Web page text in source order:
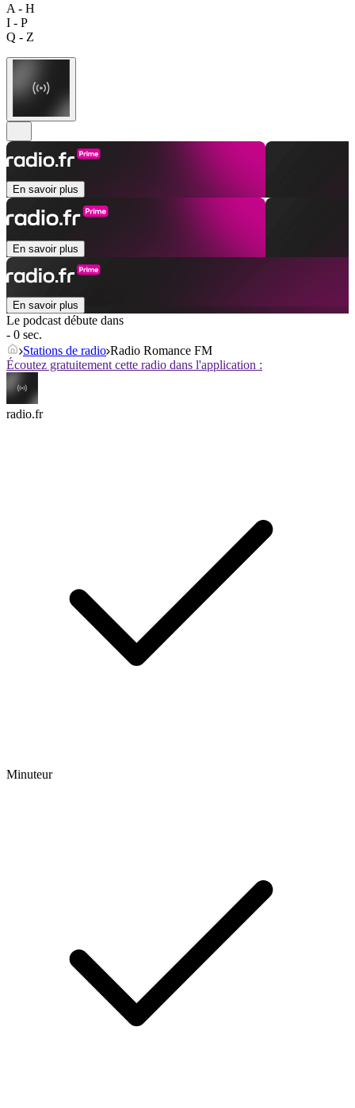
A - H
I - P
Q - Z
En savoir plus
En savoir plus
En savoir plus
Le podcast débute dans
- 0 sec.
Stations de radio Radio Romance FM
Écoutez gratuitement cette radio dans l'application :
radio.fr
Minuteur